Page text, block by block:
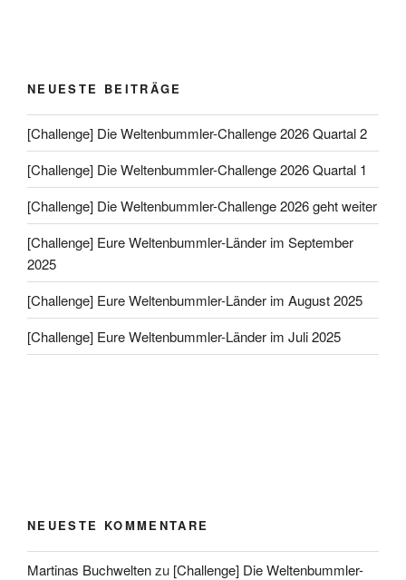
NEUESTE BEITRÄGE
[Challenge] Die Weltenbummler-Challenge 2026 Quartal 2
[Challenge] Die Weltenbummler-Challenge 2026 Quartal 1
[Challenge] Die Weltenbummler-Challenge 2026 geht weiter
[Challenge] Eure Weltenbummler-Länder im September
2025
[Challenge] Eure Weltenbummler-Länder im August 2025
[Challenge] Eure Weltenbummler-Länder im Juli 2025
NEUESTE KOMMENTARE
Martinas Buchweltenzu [Challenge] Die Weltenbummler-